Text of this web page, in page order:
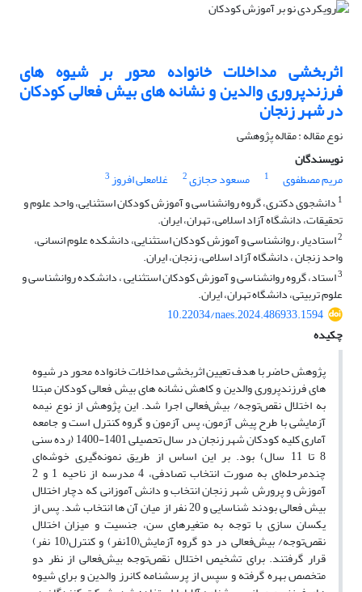
اثربخشی مداخلات خانواده محور بر شیوه های
فرزندپروری والدین و نشانه های بیش فعالی کودکان
در شهر زنجان
نوع مقاله : مقاله پژوهشی
نویسندگان
مریم مصطفوی
1 مسعود حجازی2 غلامعلی افروز3
1 دانشجوی دکتری، گروه روانشناسی و آموزش کودکان استثنایی، واحد علوم و
تحقیقات، دانشگاه آزاد اسلامی، تهران، ایران.
2استادیار، روانشناسی و آموزش کودکان استثنایی، دانشکده علوم انسانی،
واحد زنجان ، دانشگاه آزاد اسلامی، زنجان، ایران.
3استاد، گروه روانشناسی و آموزش کودکان استثنایی ، دانشکده روانشناسی و
علوم تربیتی، دانشگاه تهران، ایران.
10.22034/naes.2024.486933.1594
چکیده
پژوهش حاضر با هدف تعیین اثربخشی مداخلات خانواده محور در شیوه
های فرزندپروری والدین و کاهش نشانه های بیش فعالی کودکان مبتلا
به اختلال نقص‌توجه/ بیش‌فعالی اجرا شد. این پژوهش از نوع نیمه
آزمایشی با طرح پیش آزمون، پس آزمون و گروه کنترل است و جامعه
آماری کلیه کودکان شهر زنجان در سال تحصیلی 1401-1400 (رده سنی
8 تا 11 سال) بود. بر این اساس از طریق نمونه‌گیری خوشه‌ای
چندمرحله‌ای به صورت انتخاب تصادفی، 4 مدرسه از ناحیه 1 و 2
آموزش و پرورش شهر زنجان انتخاب و دانش آموزانی که دچار اختلال
بیش فعالی بودند شناسایی و 20 نفر از میان آن ها انتخاب شد. پس از
یکسان سازی با توجه به متغیرهای سن، جنسیت و میزان اختلال
نقص‌توجه/ بیش‌فعالی در دو گروه آزمایش(10نفر) و کنترل(10 نفر)
قرار گرفتند. برای تشخیص اختلال نقص‌توجه بیش‌فعالی از نظر دو
متخصص بهره گرفته و سپس از پرسشنامه کانرز والدین و برای شیوه